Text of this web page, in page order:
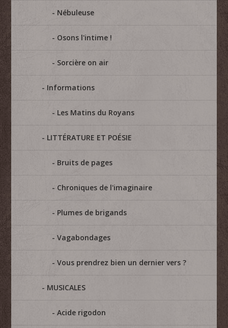
Nébuleuse
Osons l'intime !
Sorcière on air
Informations
Les Matins du Royans
LITTÉRATURE ET POÉSIE
Bruits de pages
Chroniques de l'imaginaire
Plumes de brigands
Vagabondages
Vous prendrez bien un dernier vers ?
MUSICALES
Acide rigodon